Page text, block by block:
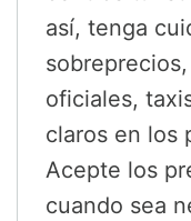
así, tenga
oficiales,
claros en los
Acepte los
cuando sea